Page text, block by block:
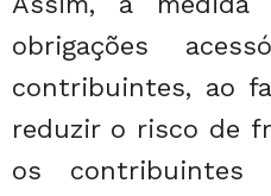
obrigações
contribuintes, ao
reduzir o risco de
os contribuintes